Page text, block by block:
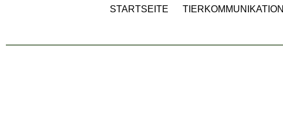
STARTSEITE TIERKOMMUNIKATION